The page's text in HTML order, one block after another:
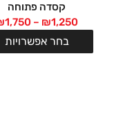
קסדה פתוחה
₪1,250
–
1,750
בחר אפשרויות